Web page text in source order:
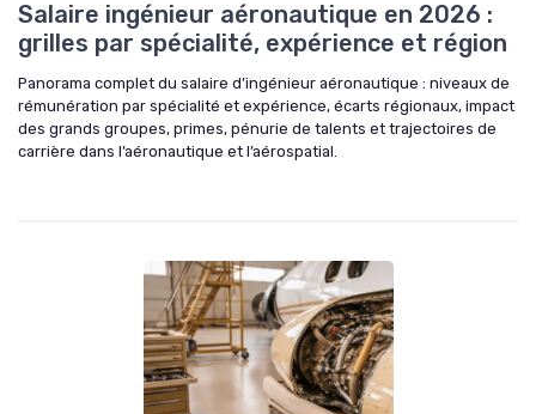
Salaire ingénieur aéronautique en 2026 :
grilles par spécialité, expérience et région
Panorama complet du salaire d’ingénieur aéronautique : niveaux de
rémunération par spécialité et expérience, écarts régionaux, impact
des grands groupes, primes, pénurie de talents et trajectoires de
carrière dans l’aéronautique et l’aérospatial.